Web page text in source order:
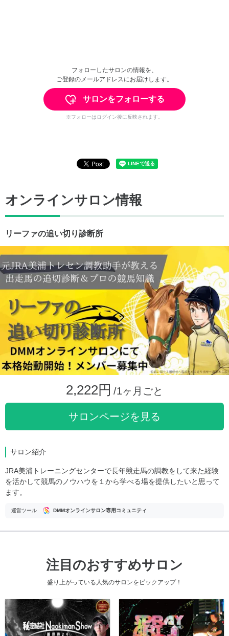
フォローしたサロンの情報を、
ご登録のメールアドレスにお届けします。
サロンをフォローする
※フォローはログイン後に反映されます。
オンラインサロン情報
リーファの追い切り診断所
2,222円 /1ヶ月ごと
サロンページを見る
サロン紹介
JRA美浦トレーニングセンターで長年競走馬の調教をして来た経験
を活かして競馬のノウハウを１から学べる場を提供したいと思って
ます。
運営ツール DMMオンラインサロン専用コミュニティ
注目のおすすめサロン
盛り上がっている人気のサロンをピックアップ！